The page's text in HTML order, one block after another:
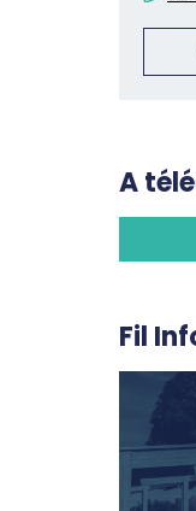
A
Fil